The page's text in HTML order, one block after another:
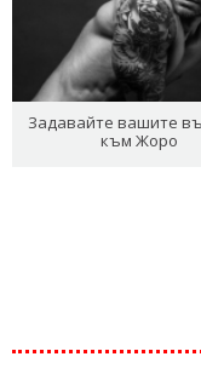
Задавайте вашите
към Жоро